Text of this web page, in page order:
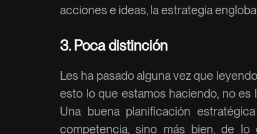
acciones e ideas, la estrategia
3. Poca distinción
Les ha pasado alguna vez que
esto lo que estamos haciendo, no
Una buena planificación
competencia, sino más bien, de